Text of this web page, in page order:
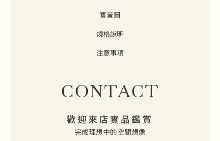
實景圖
規格說明
注意事項
CONTACT
歡迎來店實品鑑賞
完成理想中的空間想像